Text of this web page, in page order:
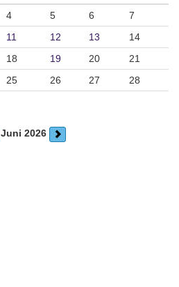
4 5 6
7
11 12 13
14
18 19 20
21
25 26 27
28
Juni 2026